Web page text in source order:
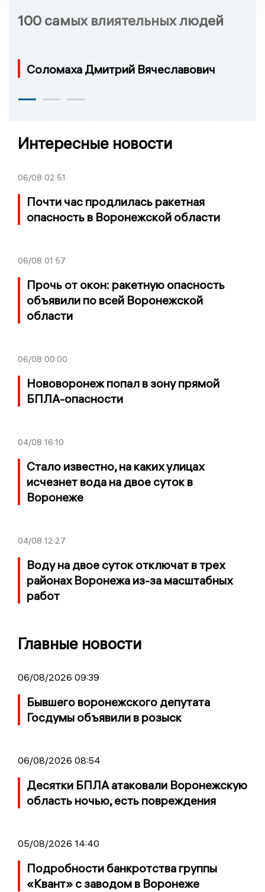
100 самых влиятельных людей
Соломаха Дмитрий Вячеславович
Интересные новости
06/08 02:51
Почти час продлилась ракетная
опасность в Воронежской области
06/08 01:57
Прочь от окон: ракетную опасность
объявили по всей Воронежской
области
06/08 00:00
Нововоронеж попал в зону прямой
БПЛА-опасности
04/08 16:10
Стало известно, на каких улицах
исчезнет вода на двое суток в
Воронеже
04/08 12:27
Воду на двое суток отключат в трех
районах Воронежа из-за масштабных
работ
Главные новости
06/08/2026 09:39
Бывшего воронежского депутата
Госдумы объявили в розыск
06/08/2026 08:54
Десятки БПЛА атаковали Воронежскую
область ночью, есть повреждения
05/08/2026 14:40
Подробности банкротства группы
«Квант» с заводом в Воронеже